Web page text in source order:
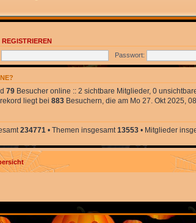
REGISTRIEREN
Passwort:
79 Besucher online :: 2 sichtbare Mitglieder, 0
liegt bei 883 Besuchern, die am Mo 27. Okt 2025,
234771 • Themen insgesamt13553 • Mitglieder